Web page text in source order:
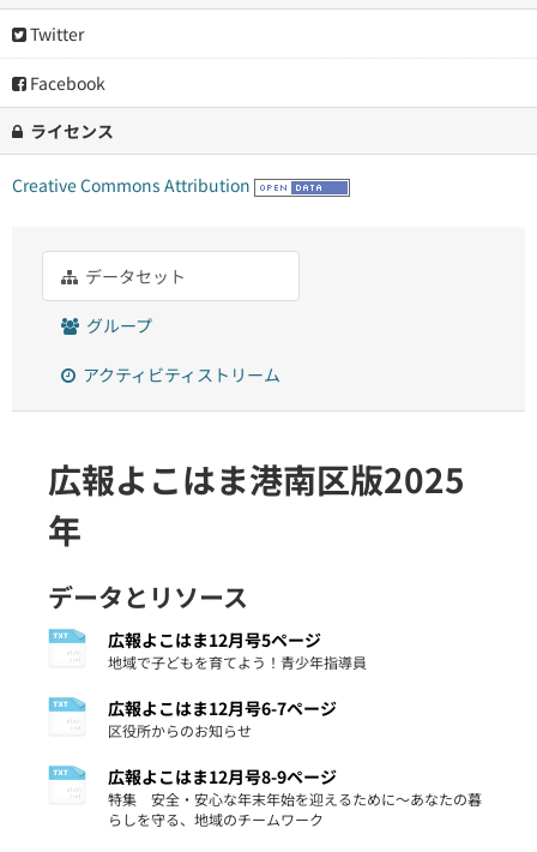
Twitter
Facebook
ライセンス
Creative Commons Attribution
データセット
グループ
アクティビティストリーム
広報よこはま港南区版2025
年
データとリソース
広報よこはま12月号5ページ
地域で子どもを育てよう！青少年指導員
広報よこはま12月号6-7ページ
区役所からのお知らせ
広報よこはま12月号8-9ページ
特集 安全・安心な年末年始を迎えるために～あなたの暮
らしを守る、地域のチームワーク